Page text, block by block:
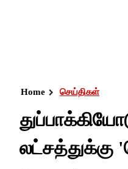
Home செய்திகள்
லட்சத்துக்கு